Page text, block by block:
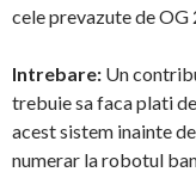
cele prevazute de
Intrebare: Un
trebuie sa faca plati
acest sistem inainte
numerar la robotul